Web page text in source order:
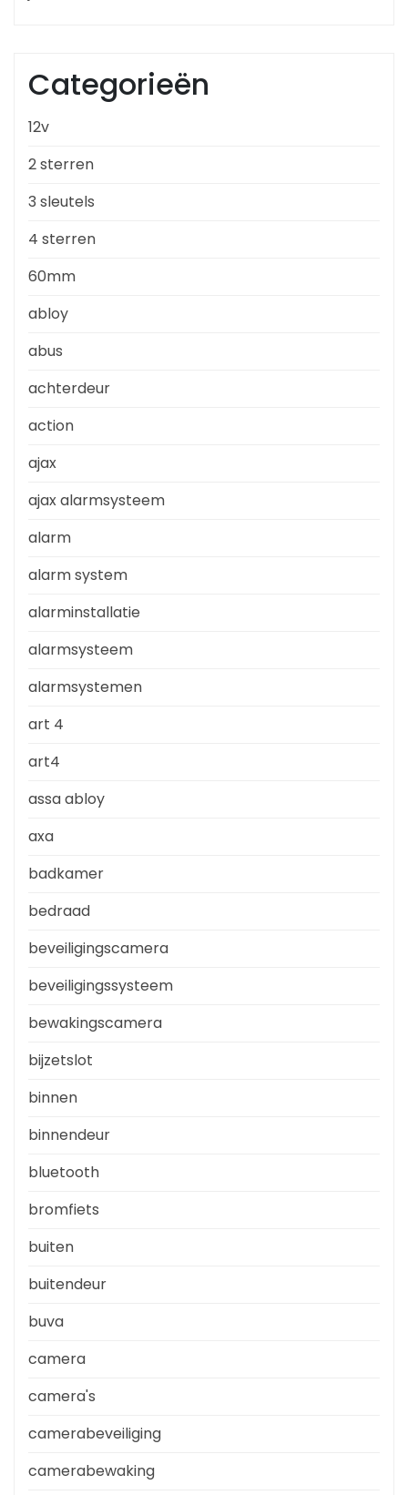
Categorieën
12v
2 sterren
3 sleutels
4 sterren
60mm
abloy
abus
achterdeur
action
ajax
ajax alarmsysteem
alarm
alarm system
alarminstallatie
alarmsysteem
alarmsystemen
art 4
art4
assa abloy
axa
badkamer
bedraad
beveiligingscamera
beveiligingssysteem
bewakingscamera
bijzetslot
binnen
binnendeur
bluetooth
bromfiets
buiten
buitendeur
buva
camera
camera's
camerabeveiliging
camerabewaking